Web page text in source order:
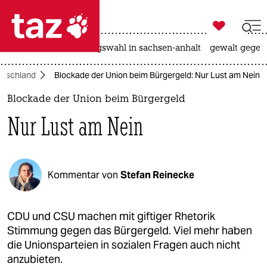
 taz zahl ich
taz zahl ich
politik
öko
gesellschaft
kultur
sport

taz zahl ich
landtagswahl in sachsen-anhalt gewalt
Blockade der Union beim Bürgergeld: Nur Lust am Nein
Blockade der Union beim Bürgergeld
Nur Lust am Nein
Kommentar von Stefan Reinecke
CDU und CSU machen mit giftiger Rhetorik
Stimmung gegen das Bürgergeld. Viel mehr haben
die Unionsparteien in sozialen Fragen auch nicht
anzubieten.